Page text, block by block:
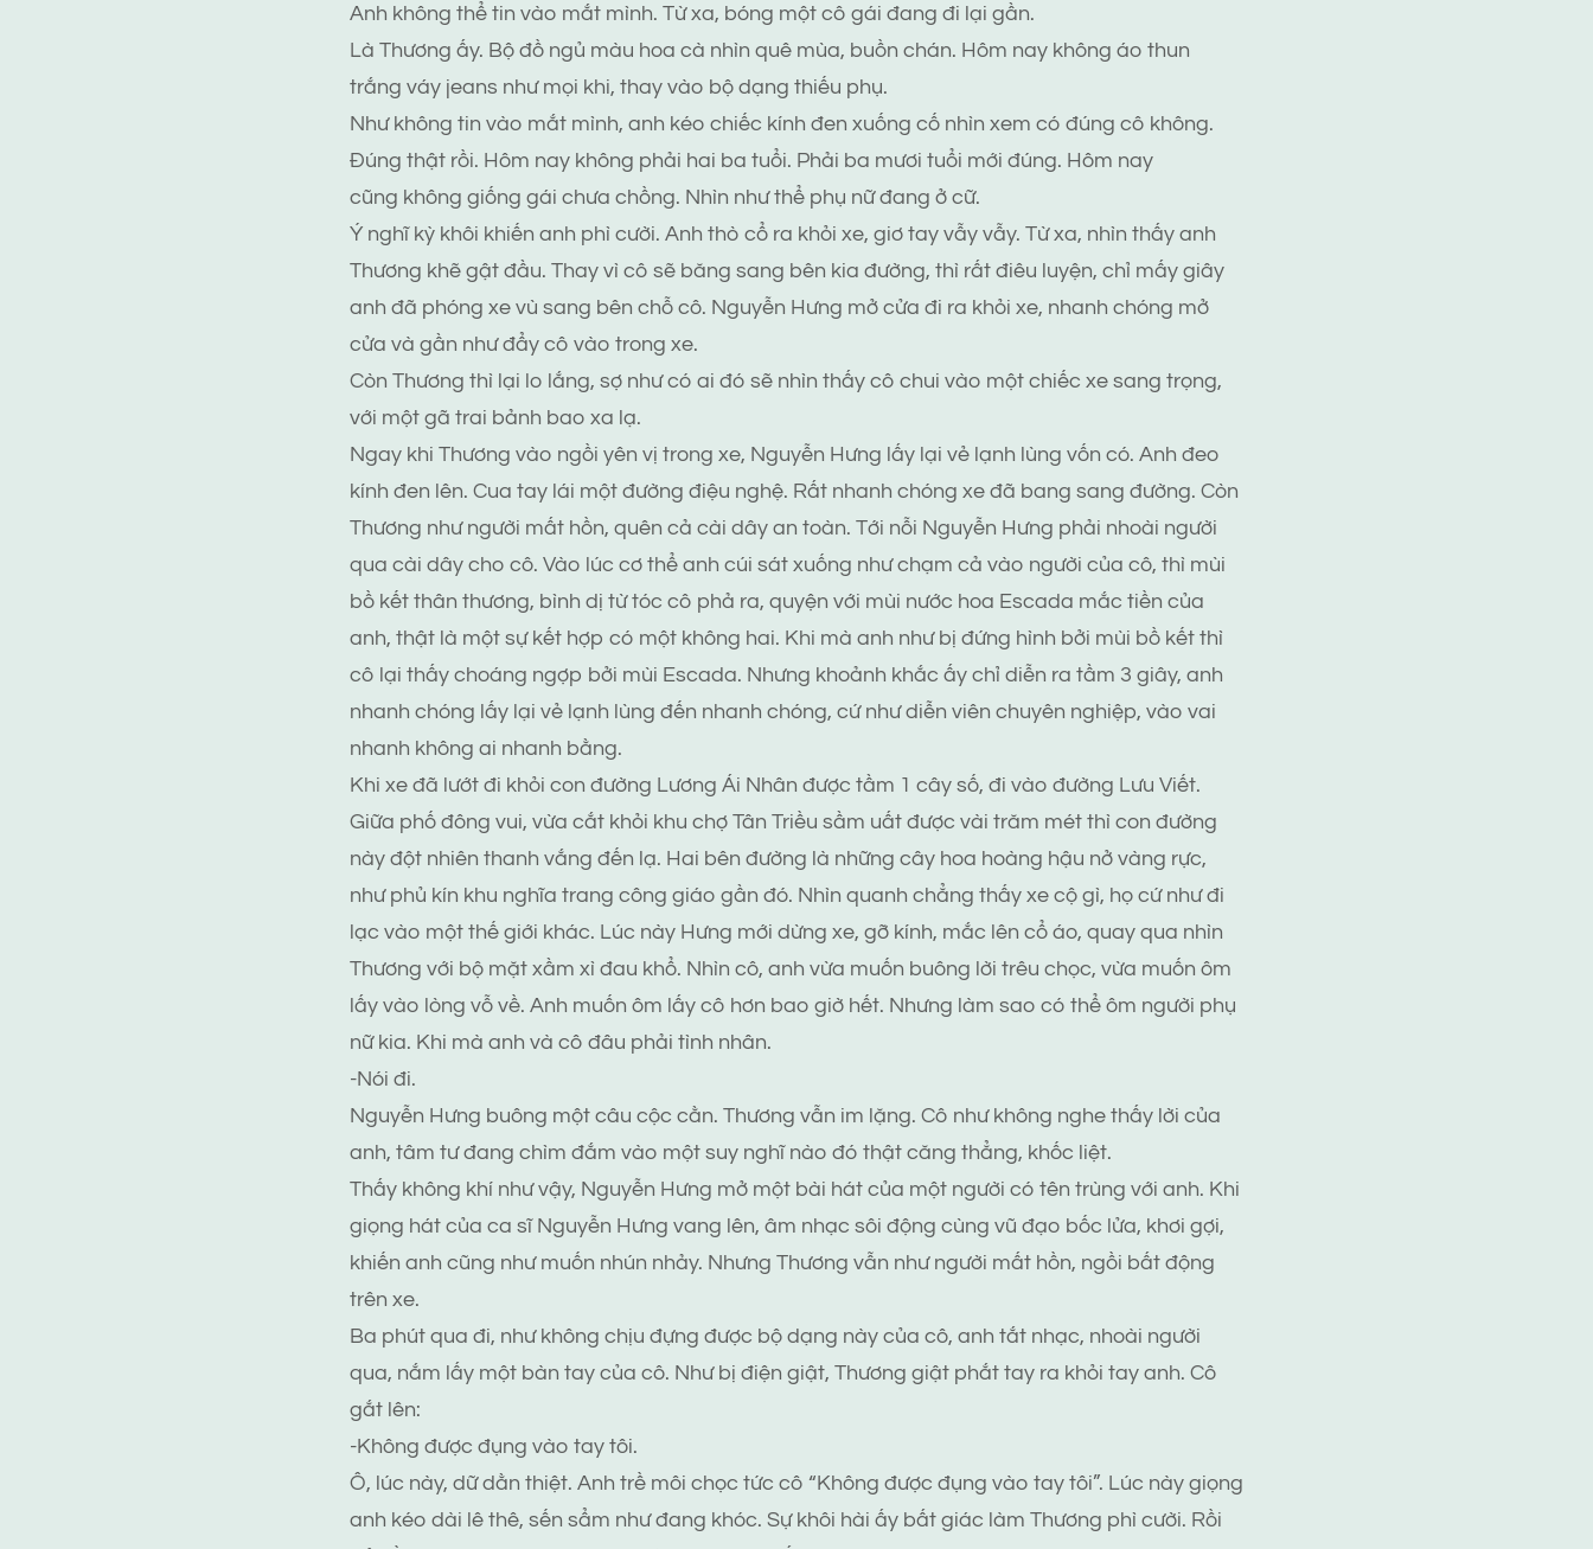
Anh không thể tin vào mắt mình. Từ xa, bóng một cô gái đang đi lại gần.
Là Thương ấy. Bộ đồ ngủ màu hoa cà nhìn quê mùa, buồn chán. Hôm nay không áo thun
trắng váy jeans như mọi khi, thay vào bộ dạng thiếu phụ.
Như không tin vào mắt mình, anh kéo chiếc kính đen xuống cố nhìn xem có đúng cô không.
Đúng thật rồi. Hôm nay không phải hai ba tuổi. Phải ba mươi tuổi mới đúng. Hôm nay
cũng không giống gái chưa chồng. Nhìn như thể phụ nữ đang ở cữ.
Ý nghĩ kỳ khôi khiến anh phì cười. Anh thò cổ ra khỏi xe, giơ tay vẫy vẫy. Từ xa, nhìn thấy anh
Thương khẽ gật đầu. Thay vì cô sẽ băng sang bên kia đường, thì rất điêu luyện, chỉ mấy giây
anh đã phóng xe vù sang bên chỗ cô. Nguyễn Hưng mở cửa đi ra khỏi xe, nhanh chóng mở
cửa và gần như đẩy cô vào trong xe.
Còn Thương thì lại lo lắng, sợ như có ai đó sẽ nhìn thấy cô chui vào một chiếc xe sang trọng,
với một gã trai bảnh bao xa lạ.
Ngay khi Thương vào ngồi yên vị trong xe, Nguyễn Hưng lấy lại vẻ lạnh lùng vốn có. Anh đeo
kính đen lên. Cua tay lái một đường điệu nghệ. Rất nhanh chóng xe đã bang sang đường. Còn
Thương như người mất hồn, quên cả cài dây an toàn. Tới nỗi Nguyễn Hưng phải nhoài người
qua cài dây cho cô. Vào lúc cơ thể anh cúi sát xuống như chạm cả vào người của cô, thì mùi
bồ kết thân thương, bình dị từ tóc cô phả ra, quyện với mùi nước hoa Escada mắc tiền của
anh, thật là một sự kết hợp có một không hai. Khi mà anh như bị đứng hình bởi mùi bồ kết thì
cô lại thấy choáng ngợp bởi mùi Escada. Nhưng khoảnh khắc ấy chỉ diễn ra tầm 3 giây, anh
nhanh chóng lấy lại vẻ lạnh lùng đến nhanh chóng, cứ như diễn viên chuyên nghiệp, vào vai
nhanh không ai nhanh bằng.
Khi xe đã lướt đi khỏi con đường Lương Ái Nhân được tầm 1 cây số, đi vào đường Lưu Viết.
Giữa phố đông vui, vừa cắt khỏi khu chợ Tân Triều sầm uất được vài trăm mét thì con đường
này đột nhiên thanh vắng đến lạ. Hai bên đường là những cây hoa hoàng hậu nở vàng rực,
như phủ kín khu nghĩa trang công giáo gần đó. Nhìn quanh chẳng thấy xe cộ gì, họ cứ như đi
lạc vào một thế giới khác. Lúc này Hưng mới dừng xe, gỡ kính, mắc lên cổ áo, quay qua nhìn
Thương với bộ mặt xầm xì đau khổ. Nhìn cô, anh vừa muốn buông lời trêu chọc, vừa muốn ôm
lấy vào lòng vỗ về. Anh muốn ôm lấy cô hơn bao giờ hết. Nhưng làm sao có thể ôm người phụ
nữ kia. Khi mà anh và cô đâu phải tình nhân.
-Nói đi.
Nguyễn Hưng buông một câu cộc cằn. Thương vẫn im lặng. Cô như không nghe thấy lời của
anh, tâm tư đang chìm đắm vào một suy nghĩ nào đó thật căng thẳng, khốc liệt.
Thấy không khí như vậy, Nguyễn Hưng mở một bài hát của một người có tên trùng với anh. Khi
giọng hát của ca sĩ Nguyễn Hưng vang lên, âm nhạc sôi động cùng vũ đạo bốc lửa, khơi gợi,
khiến anh cũng như muốn nhún nhảy. Nhưng Thương vẫn như người mất hồn, ngồi bất động
trên xe.
Ba phút qua đi, như không chịu đựng được bộ dạng này của cô, anh tắt nhạc, nhoài người
qua, nắm lấy một bàn tay của cô. Như bị điện giật, Thương giật phắt tay ra khỏi tay anh. Cô
gắt lên:
-Không được đụng vào tay tôi.
Ô, lúc này, dữ dằn thiệt. Anh trề môi chọc tức cô “Không được đụng vào tay tôi”. Lúc này giọng
anh kéo dài lê thê, sến sẩm như đang khóc. Sự khôi hài ấy bất giác làm Thương phì cười. Rồi